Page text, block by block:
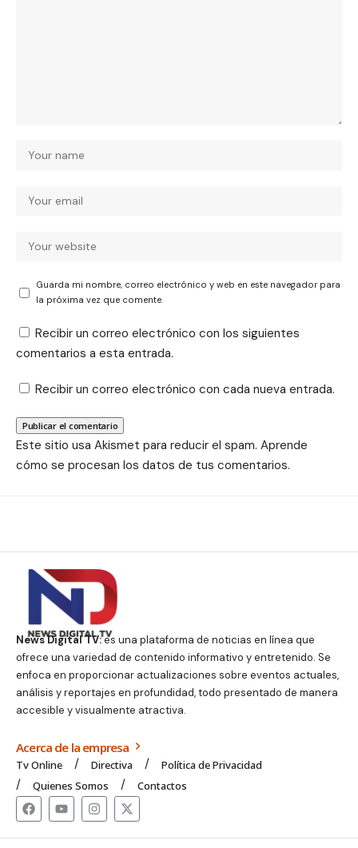
Guarda mi nombre, correo electrónico y web en este navegador para
la próxima vez que comente.
Recibir un correo electrónico con los siguientes
comentarios a esta entrada.
Recibir un correo electrónico con cada nueva entrada.
Este sitio usa Akismet para reducir el spam. Aprende
cómo se procesan los datos de tus comentarios.
News Digital TV:es una plataforma de noticias en línea que
ofrece una variedad de contenido informativo y entretenido. Se
enfoca en proporcionar actualizaciones sobre eventos actuales,
análisis y reportajes en profundidad, todo presentado de manera
accesible y visualmente atractiva.
Acerca de la empresa
Tv Online Directiva
Política de Privacidad
Quienes Somos
Contactos